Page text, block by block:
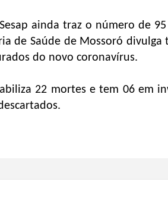
ainda traz o número de
de Saúde de Mossoró
do novo coronavírus.
22 mortes e tem 06 em